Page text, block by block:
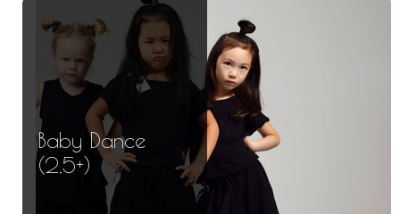
Baby Dance
(2,5+)